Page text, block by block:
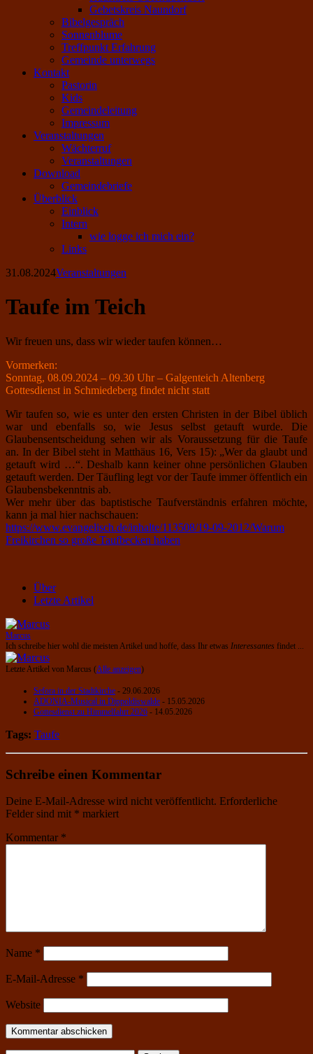
Gebetskreis Naundorf
Bibelgespräch
Sonnenblume
Treffpunkt Erfahrung
Gemeinde unterwegs
Kontakt
Pastorin
Kids
Gemeindeleitung
Impressum
Veranstaltungen
Wächterruf
Veranstaltungen
Download
Gemeindebriefe
Überblick
Einblick
Intern
wie logge ich mich ein?
Links
31.08.2024Veranstaltungen
Taufe im Teich
Wir freuen uns, dass wir wieder taufen können…
Vormerken:
Sonntag, 08.09.2024 – 09.30 Uhr – Galgenteich Altenberg
Gottesdienst in Schmiedeberg findet nicht statt
Wir taufen so, wie es unter den ersten Christen in der Bibel üblich
war und ebenfalls so, wie Jesus selbst getauft wurde. Die
Glaubensentscheidung sehen wir als Voraussetzung für die Taufe
an. In der Bibel steht in Matthäus 16, Vers 15): „Wer da glaubt und
getauft wird …“. Deshalb kann keiner ohne persönlichen Glauben
getauft werden. Der Täufling legt vor der Taufe immer öffentlich ein
Glaubensbekenntnis ab.
Wer mehr über das baptistische Taufverständnis erfahren möchte,
kann ja mal hier nachschauen:
https://www.evangelisch.de/inhalte/113508/19-09-2012/Warum
Freikirchen so große Taufbecken haben
Über
Letzte Artikel
Marcus
Ich schreibe hier wohl die meisten Artikel und hoffe, dass Ihr etwas Interessantes findet ...
Letzte Artikel von Marcus (Alle anzeigen)
Sefora in der Stadtkirche - 29.06.2026
ADONIA-Musical in Dippoldiswalde - 15.05.2026
Gottesdienst zu Himmelfahrt 2026 - 14.05.2026
Tags: Taufe
Schreibe einen Kommentar
Deine E-Mail-Adresse wird nicht veröffentlicht. Erforderliche
Felder sind mit * markiert
Kommentar *
Name *
E-Mail-Adresse *
Website